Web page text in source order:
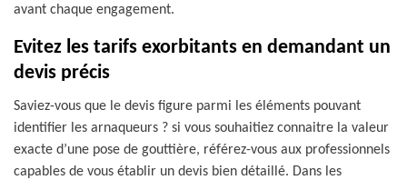
avant chaque engagement.
Evitez les tarifs exorbitants en demandant un
devis précis
Saviez-vous que le devis figure parmi les éléments pouvant
identifier les arnaqueurs ? si vous souhaitiez connaitre la valeur
exacte d’une pose de gouttière, référez-vous aux professionnels
capables de vous établir un devis bien détaillé. Dans les